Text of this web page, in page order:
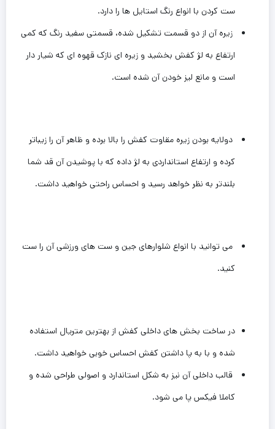
ست کردن با انواع رنگ استایل ها را دارد.
زیره آن از دو قسمت تشکیل شده، قسمتی سفید رنگ که کمی
ارتفاع به لژ کفش بخشید و زیره ای نازک قهوه ای که شیار دار
است و ‌مانع لیز خودن آن شده است.
دولایه بودن زیره مقاوت کفش را بالا برده و ظاهر آن را زیباتر
کرده و ارتفاع استانداردی به لژ داده که با پوشیدن آن قد شما
بلندتر به نظر خواهد رسید و احساس راحتی خواهید داشت.
می توانید با انواع شلوارهای جین و ست های ورزشی آن را ست
کنید‌.
در ساخت بخش های داخلی کفش از بهترین متریال استفاده
شده و با به پا داشتن کفش احساس خوبی خواهید داشت‌.
قالب داخلی آن نیز به شکل استاندارد و اصولی طراحی شده و
کاملا فیکس پا می شود.